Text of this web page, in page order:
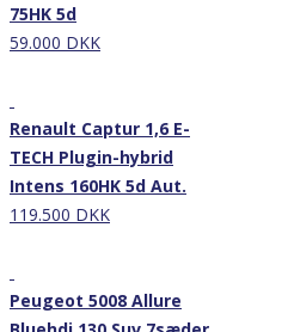
75HK 5d
59.000 DKK
Renault Captur 1,6 E-
TECH Plugin-hybrid
Intens 160HK 5d Aut.
119.500 DKK
Peugeot 5008 Allure